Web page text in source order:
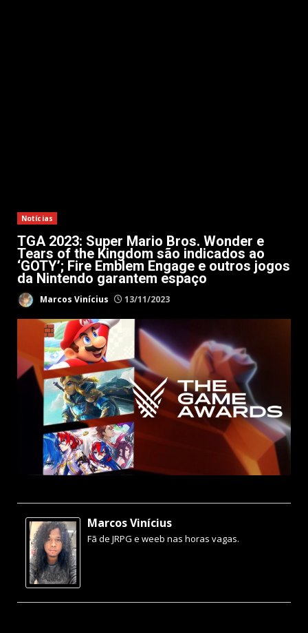
Notícias
TGA 2023: Super Mario Bros. Wonder e
Tears of the Kingdom são indicados ao
‘GOTY’; Fire Emblem Engage e outros jogos
da Nintendo garantem espaço
Marcos Vinícius 13/11/2023
Marcos Vinícius
Fã de JRPG e weeb nas horas vagas.